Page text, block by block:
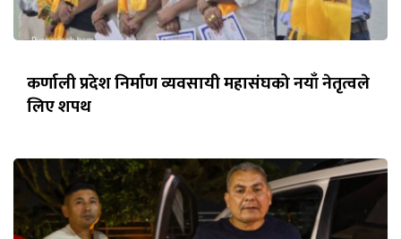
कर्णाली प्रदेश निर्माण व्यवसायी महासंघको नयाँ नेतृत्वले
लिए शपथ